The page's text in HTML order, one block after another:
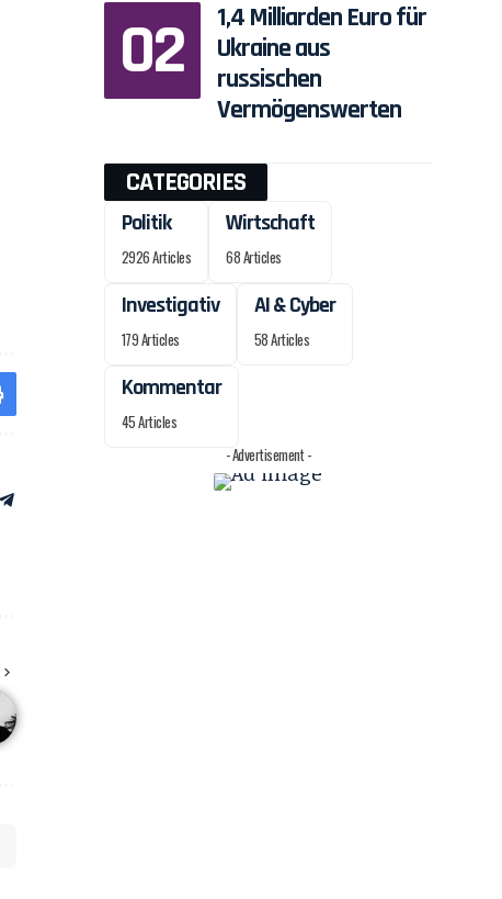
1,4 Milliarden Euro für
Ukraine aus
russischen
Vermögenswerten
CATEGORIES
Politik
2926 Articles
Wirtschaft
68 Articles
Investigativ
179 Articles
AI & Cyber
58 Articles
Kommentar
45 Articles
- Advertisement -